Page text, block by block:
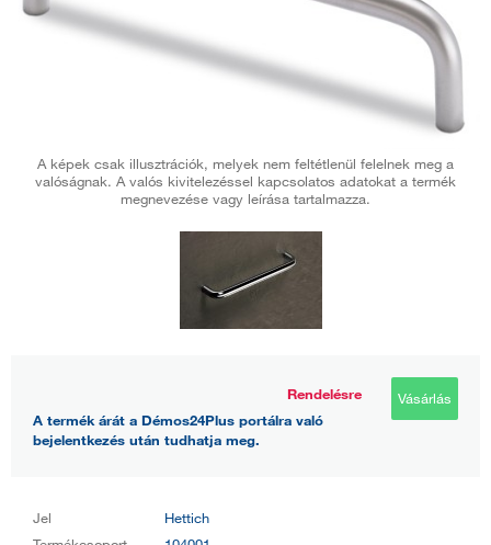
A képek csak illusztrációk, melyek nem feltétlenül felelnek meg a
valóságnak. A valós kivitelezéssel kapcsolatos adatokat a termék
megnevezése vagy leírása tartalmazza.
Rendelésre
A termék árát a Démos24Plus portálra való
bejelentkezés után tudhatja meg.
Vásárlás
Jel
Hettich